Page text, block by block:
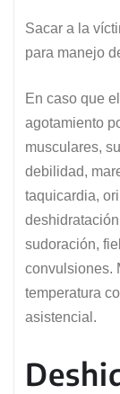
Sacar a la
para manejo
En caso que
agotamiento
musculares,
debilidad,
taquicardia,
sudoración,
convulsiones.
temperatura
asistencial.